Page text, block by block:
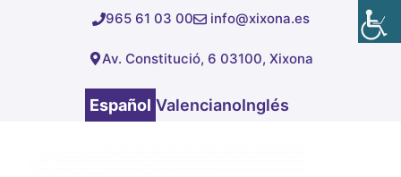
965 61 03 00 info@xixona.es
Av. Constitució, 6 03100, Xixona
Español ValencianoInglés